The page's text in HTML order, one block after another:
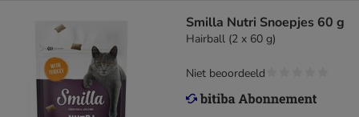
Smilla Nutri Snoepjes 60 g
Hairball (2 x 60 g)
Niet beoordeeld